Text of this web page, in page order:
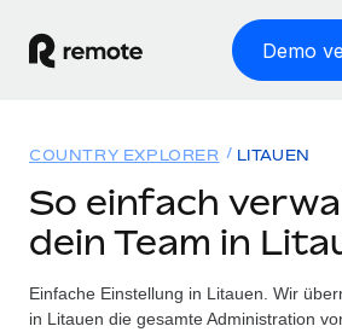
Demo
WELTWEITE BESCHÄFTIGUNG
Globale Payroll
Einfache, rechtssicher Payroll
Lösungen
WELTWEITE ABDECKUNG
Ressourcen
COUNTRY EXPLORER LITAUEN
So einfach
dein Team in
Einfache Einstellung in Litauen. Wir
in Litauen die gesamte Administration